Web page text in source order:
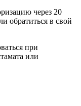
через 20
обратиться в свой
при
или